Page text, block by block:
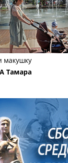
макушку
Тамара